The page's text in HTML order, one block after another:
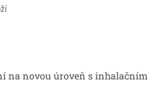
na novou úroveň s inhalačním